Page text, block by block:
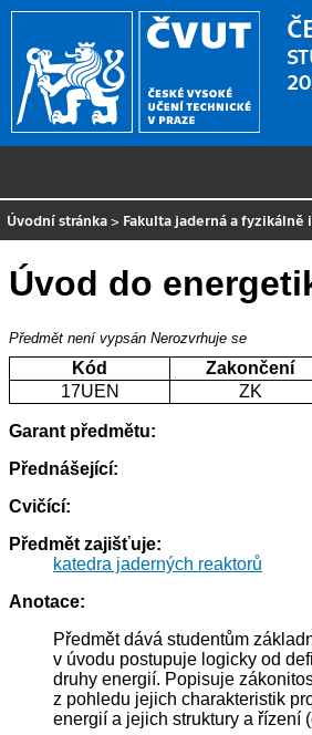
Úvodní stránka > Fakulta jaderná a fyzikálně
Úvod do
Předmět není vypsán Nerozvrhuje se
Kód Zakončení
17UEN
ZK
Garant předmětu:
Přednášející:
Cvičící:
Předmět zajišťuje:
katedra jaderných reaktorů
Anotace:
Předmět dává studentům
v úvodu postupuje logicky od
druhy energií. Popisuje
z pohledu jejich charakteristik
energií a jejich struktury a řízení